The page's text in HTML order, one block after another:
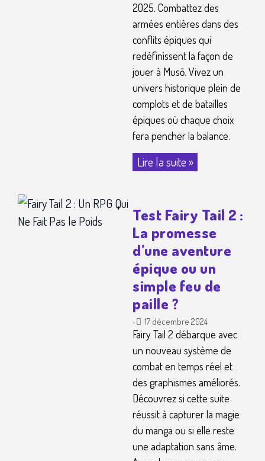
2025. Combattez des
armées entières dans des
conflits épiques qui
redéfinissent la façon de
jouer à Musō. Vivez un
univers historique plein de
complots et de batailles
épiques où chaque choix
fera pencher la balance.
Lire la suite »
Test Fairy Tail 2 :
La promesse
d’une aventure
épique ou un
simple feu de
paille ?
• 17 décembre 2024
Fairy Tail 2 débarque avec
un nouveau système de
combat en temps réel et
des graphismes améliorés.
Découvrez si cette suite
réussit à capturer la magie
du manga ou si elle reste
une adaptation sans âme.